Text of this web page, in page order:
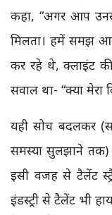
कहा, “अगर आप
मिलता। हमें समझ
कर रहे थे, क्लाइंट
सवाल था- “क्या मेरा
यही सोच बदलकर
समस्या सुलझाने तक)
इसी वजह से टैलेंट
इंडस्ट्री से टैलेंट भी